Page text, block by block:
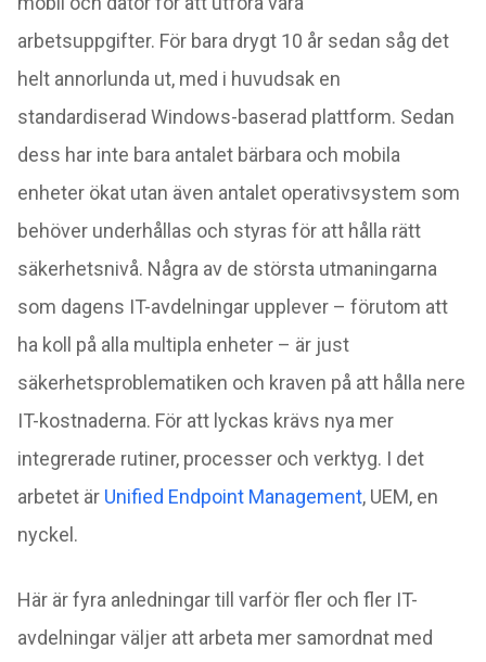
arbetsuppgifter. För bara drygt 10 år sedan såg det
helt annorlunda ut, med i huvudsak en
standardiserad Windows-baserad plattform. Sedan
dess har inte bara antalet bärbara och mobila
enheter ökat utan även antalet operativsystem som
behöver underhållas och styras för att hålla rätt
säkerhetsnivå. Några av de största utmaningarna
som dagens IT-avdelningar upplever – förutom att
ha koll på alla multipla enheter – är just
säkerhetsproblematiken och kraven på att hålla nere
IT-kostnaderna. För att lyckas krävs nya mer
integrerade rutiner, processer och verktyg. I det
arbetet är Unified Endpoint Management, UEM, en
nyckel.
Här är fyra anledningar till varför fler och fler IT-
avdelningar väljer att arbeta mer samordnat med